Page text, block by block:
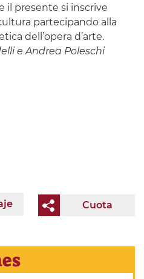
il presente si inscrive
partecipando alla
dell’opera d’arte.
e Andrea Poleschi
Cuota